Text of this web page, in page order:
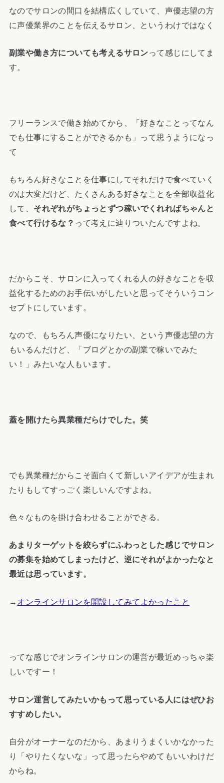
なのでサロンの間口を結構広くしていて、声優志望の方
に声優業界のことを伝えるサロン、というわけではなく
副業や働き方についても考えるサロンって感じにしてま
す。
フリーランスで働き始めてから、「好きなことってなん
でも仕事にすることができるかも」って思うようになっ
て
もちろん好きなことを仕事にしてそれだけで食べていく
のは大変だけど、たくさんある好きなことを全部収益化
して、 それぞれがちょっとずつ稼いでくれればちゃんと
食べて行けるな？ って考えに辿りついたんですよね。
だからこそ、サロンに入ってくれる人の好きなことを収
益化するためのお手伝いがしたいと思ってそういうコン
セプトにしています。
なので、もちろん声優になりたい、という声優志望の方
もいるんだけど、「ブログとかの副業で稼いでみた
い！」みたいな人もいます。
蓋を開けたら異業種だらけでした。笑
でも異業種だからこそ面白くて新しいアイデアが生まれ
たりもしてすっごく楽しいんですよね。
色々なものを掛け合わせることができる。
あまりターゲットを絞らずにふわっとした感じでサロン
の募集を始めてしまったけど、逆にそれがよかったなと
最近は思っています。
→ オンラインサロンを開設してみてよかったこと
ってな感じでオンラインサロンの運営が最近めっちゃ楽
しいですー！
サロン運営してみたいかもって思っている人にはぜひお
すすめしたい。
自分がオーナーなのだから、あまりうまくいかなかった
り「やりたくないな」って思ったらやめてもいいわけだ
からね。